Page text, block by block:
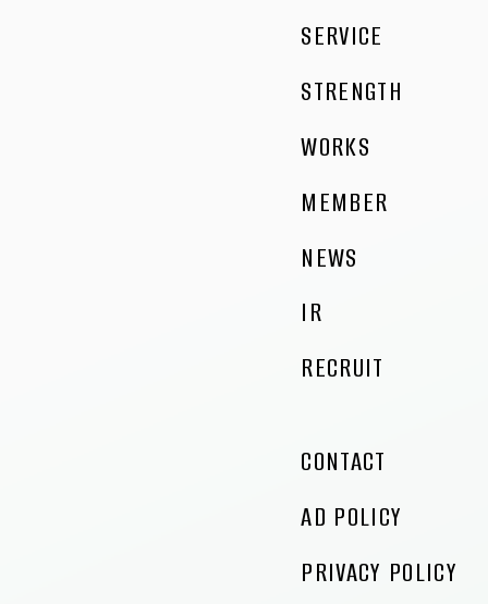
SERVICE
STRENGTH
WORKS
MEMBER
NEWS
IR
RECRUIT
CONTACT
AD POLICY
PRIVACY POLICY